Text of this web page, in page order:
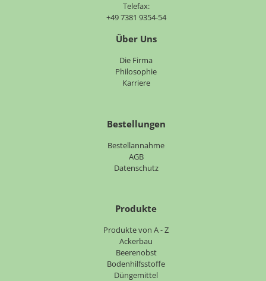
Telefax:
+49 7381 9354-54
Über Uns
Die Firma
Philosophie
Karriere
Bestellungen
Bestellannahme
AGB
Datenschutz
Produkte
Produkte von A - Z
Ackerbau
Beerenobst
Bodenhilfsstoffe
Düngemittel